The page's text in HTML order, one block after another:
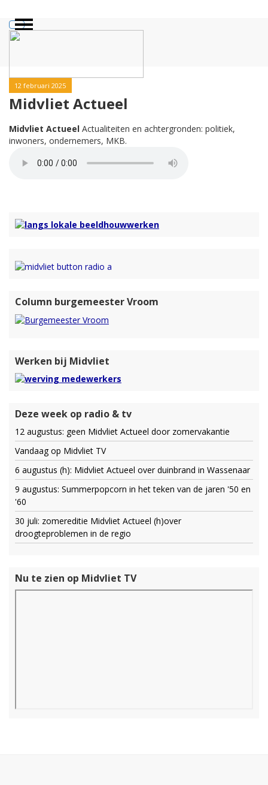
12 februari 2025
Midvliet Actueel
Midvliet Actueel Actualiteiten en achtergronden: politiek,
inwoners, ondernemers, MKB.
Column burgemeester Vroom
Werken bij Midvliet
Deze week op radio & tv
12 augustus: geen Midvliet Actueel door zomervakantie
Vandaag op Midvliet TV
6 augustus (h): Midvliet Actueel over duinbrand in Wassenaar
9 augustus: Summerpopcorn in het teken van de jaren '50 en
'60
30 juli: zomereditie Midvliet Actueel (h)over
droogteproblemen in de regio
Nu te zien op Midvliet TV